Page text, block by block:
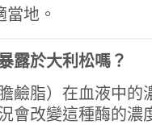
地。
露於大利松嗎？
鹼脂）在血液中
會改變這種酶的濃